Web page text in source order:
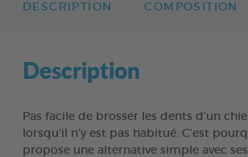
DESCRIPTION COMPOSITION
Description
Pas facile de brosser les dents d’un
lorsqu’il n’y est pas habitué. C’est
propose une alternative simple avec ses